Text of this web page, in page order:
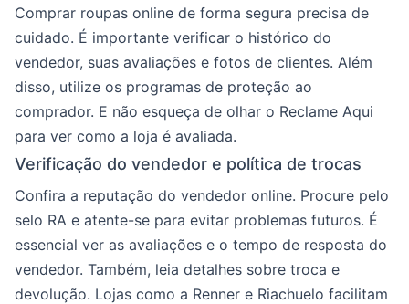
Comprar roupas online de forma segura precisa de
cuidado. É importante verificar o histórico do
vendedor, suas avaliações e fotos de clientes. Além
disso, utilize os programas de proteção ao
comprador. E não esqueça de olhar o Reclame Aqui
para ver como a loja é avaliada.
Verificação do vendedor e política de trocas
Confira a reputação do vendedor online. Procure pelo
selo RA e atente-se para evitar problemas futuros. É
essencial ver as avaliações e o tempo de resposta do
vendedor. Também, leia detalhes sobre troca e
devolução. Lojas como a Renner e Riachuelo facilitam